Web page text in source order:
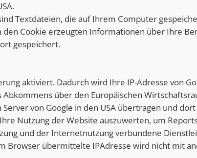
Textdateien, die auf Ihrem Computer
Cookie erzeugten Informationen über Ihre
gespeichert.
aktiviert. Dadurch wird Ihre IP-Adresse von
über den Europäischen
von Google in den USA übertragen und
Nutzung der Website auszuwerten, um
und der Internetnutzung verbundene
Browser übermittelte IPAdresse wird nicht mit